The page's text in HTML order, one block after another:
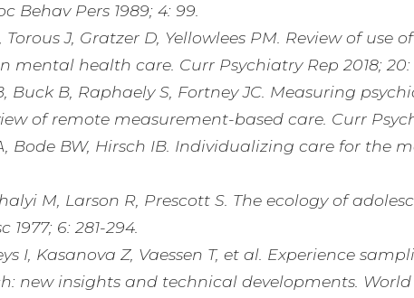
Behav Pers 1989; 4: 99.
Torous J, Gratzer D, Yellowlees PM. Review of use
mental health care. Curr Psychiatry Rep 2018; 20:
Buck B, Raphaely S, Fortney JC. Measuring
of remote measurement-based care. Curr
Bode BW, Hirsch IB. Individualizing care for the
M, Larson R, Prescott S. The ecology of
1977; 6: 281-294.
I, Kasanova Z, Vaessen T, et al. Experience
new insights and technical developments. World